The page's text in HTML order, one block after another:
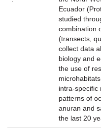
Ecuador
studied
combination
(transects,
collect data
biology and
the use of
intra-specific
patterns of
anuran and
the last 20